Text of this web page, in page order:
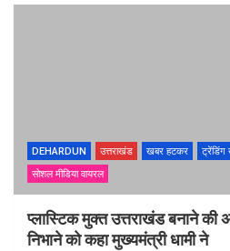
DEHARDUN उत्तराखंड खबर हटकर ट्रेंडिंग
सोशल मीडिया वायरल
प्लास्टिक मुक्त उत्तराखंड बनाने की
निभाने को कहा मुख्यमंत्री धामी ने